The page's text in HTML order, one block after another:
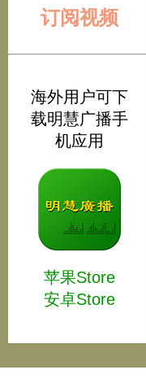
订阅视频
海外用户可下
载明慧广播手
机应用
苹果Store
安卓Store